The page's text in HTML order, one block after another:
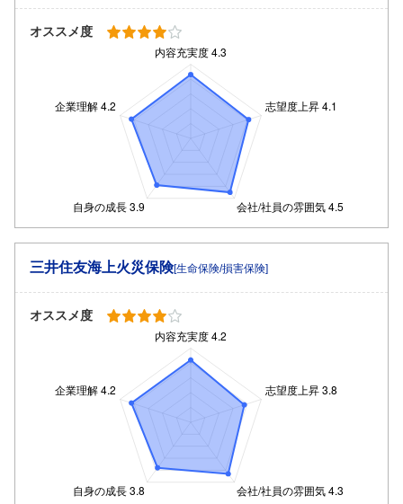
オススメ度
三井住友海上火災保険[生命保険/損害保険]
オススメ度